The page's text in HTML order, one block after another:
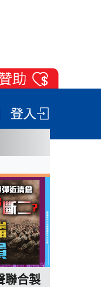
聯絡我們
聯合製